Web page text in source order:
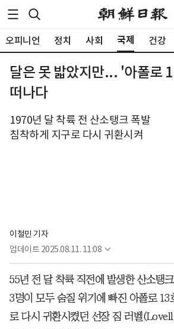
오피니언 정치 사회 국제 건강
달은 못 밟았지만... '아폴로
떠나다
1970년 달 착륙 전 산소탱크 폭발
침착하게 지구로 다시 귀환시켜
이철민 기자
업데이트 2025.08.11. 11:08
55년 전 달 착륙 직전에 발생한 산소탱
3명이 모두 숨질 위기에 빠진 아폴로 13
로 다시 귀환시켰던 선장 짐 러벨